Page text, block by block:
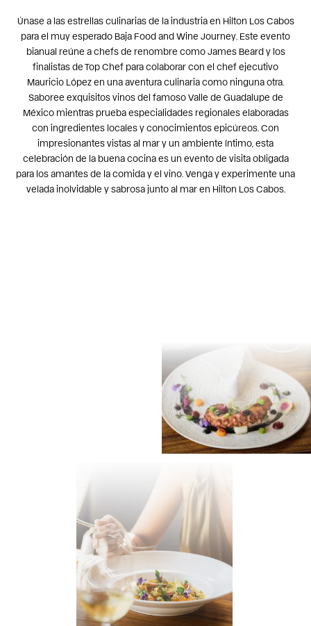
Únase a las estrellas culinarias de la industria en Hilton Los Cabos
para el muy esperado Baja Food and Wine Journey. Este evento
bianual reúne a chefs de renombre como James Beard y los
finalistas de Top Chef para colaborar con el chef ejecutivo
Mauricio López en una aventura culinaria como ninguna otra.
Saboree exquisitos vinos del famoso Valle de Guadalupe de
México mientras prueba especialidades regionales elaboradas
con ingredientes locales y conocimientos epicúreos. Con
impresionantes vistas al mar y un ambiente íntimo, esta
celebración de la buena cocina es un evento de visita obligada
para los amantes de la comida y el vino. Venga y experimente una
velada inolvidable y sabrosa junto al mar en Hilton Los Cabos.